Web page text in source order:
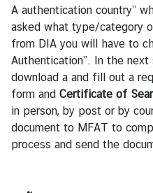
i
s
a
/
C
o
n
s
u
A authentication country”
asked what type/category
from DIA you will have to
Authentication”. In the
download a and fill out a
form and Certificate of
in person, by post or by
document to MFAT to
process and send the